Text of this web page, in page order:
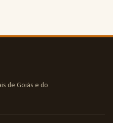
de Goiás e do